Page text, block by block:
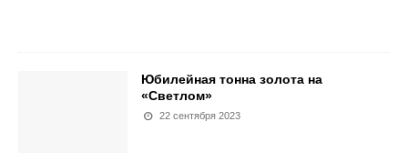
Юбилейная тонна золота на
«Светлом»
22 сентября 2023